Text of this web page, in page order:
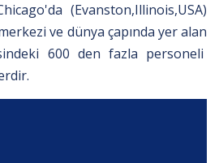
(Evanston,Illinois,USA)
ve dünya çapında yer alan
600 den fazla personeli